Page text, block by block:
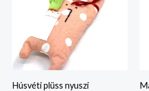
Húsvéti plüss nyuszi